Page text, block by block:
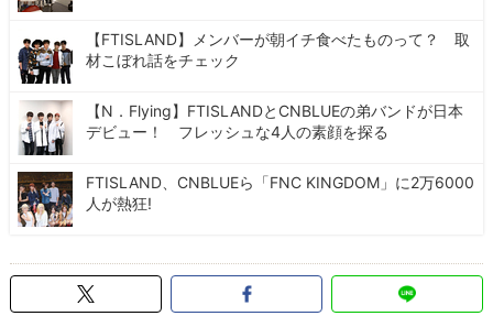
【FTISLAND】メンバーが朝イチ食べたものって？ 取
材こぼれ話をチェック
【N．Flying】FTISLANDとCNBLUEの弟バンドが日本
デビュー！ フレッシュな4人の素顔を探る
FTISLAND、CNBLUEら「FNC KINGDOM」に2万6000
人が熱狂!